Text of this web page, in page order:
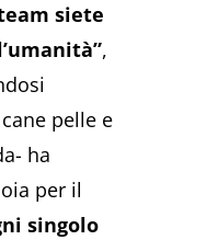
siete
,
pelle e
ha
per il
singolo